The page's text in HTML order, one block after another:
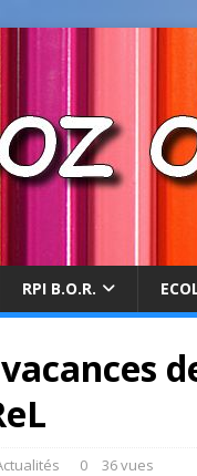
RPI B.O.R.
0 36 vues